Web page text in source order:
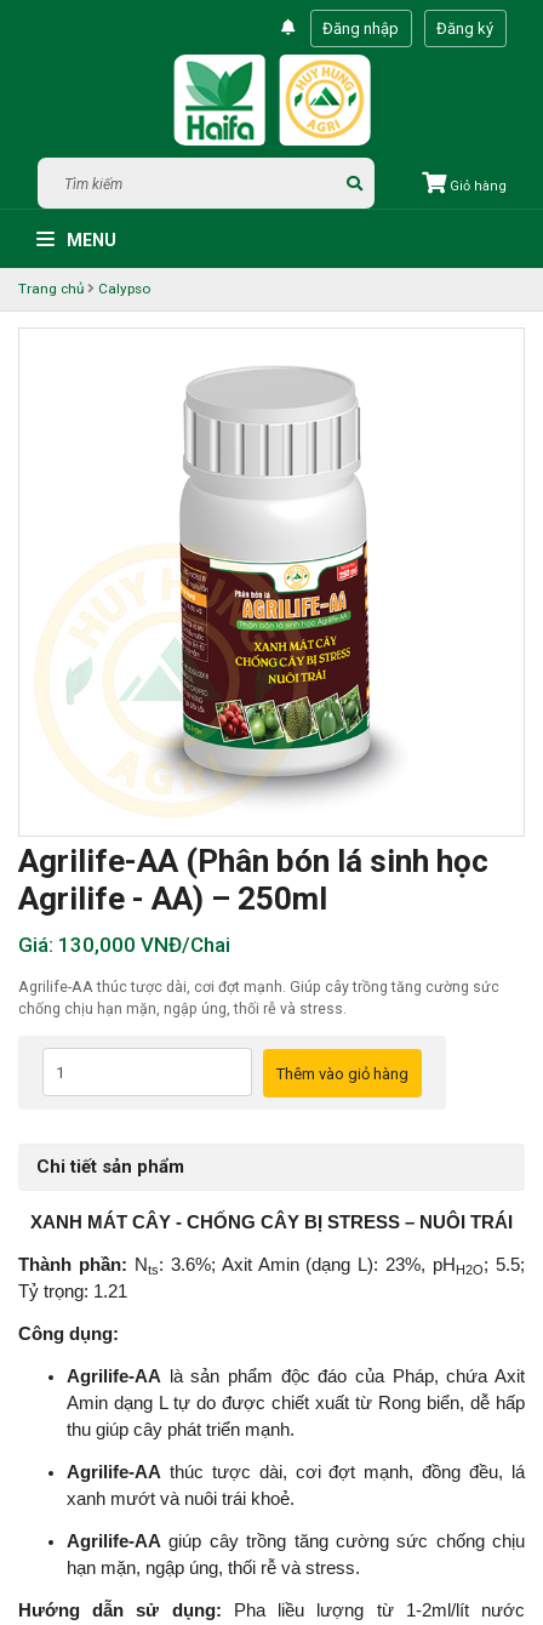
Đăng nhập Đăng ký
Giỏ hàng
MENU
Trang chủ Calypso
Agrilife-AA (Phân bón lá sinh học
Agrilife - AA) – 250ml
Giá: 130,000 VNĐ/Chai
Agrilife-AA thúc tược dài, cơi đợt mạnh. Giúp cây trồng tăng cường sức
chống chịu hạn mặn, ngập úng, thối rễ và stress.
Chi tiết sản phẩm
XANH MÁT CÂY - CHỐNG CÂY BỊ STRESS – NUÔI TRÁI
Thành phần: Nts: 3.6%; Axit Amin (dạng L): 23%, pH H2O; 5.5;
Tỷ trọng: 1.21
Công dụng:
Agrilife-AA là sản phẩm độc đáo của Pháp, chứa Axit
Amin dạng L tự do được chiết xuất từ Rong biển, dễ hấp
thu giúp cây phát triển mạnh.
Agrilife-AA thúc tược dài, cơi đợt mạnh, đồng đều, lá
xanh mướt và nuôi trái khoẻ.
Agrilife-AA giúp cây trồng tăng cường sức chống chịu
hạn mặn, ngập úng, thối rễ và stress.
Hướng dẫn sử dụng: Pha liều lượng từ 1-2ml/lít nước